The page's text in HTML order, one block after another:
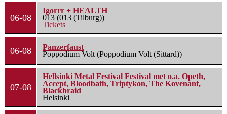
06-08
Igorrr + HEALTH
013 (013 (Tilburg))
Tickets
06-08
Panzerfaust
Poppodium Volt (Poppodium Volt (Sittard))
07-08
Hellsinki Metal Festival Festival met o.a. Opeth,
Accept, Bloodbath, Triptykon, The Kovenant,
Blackbraid
Helsinki